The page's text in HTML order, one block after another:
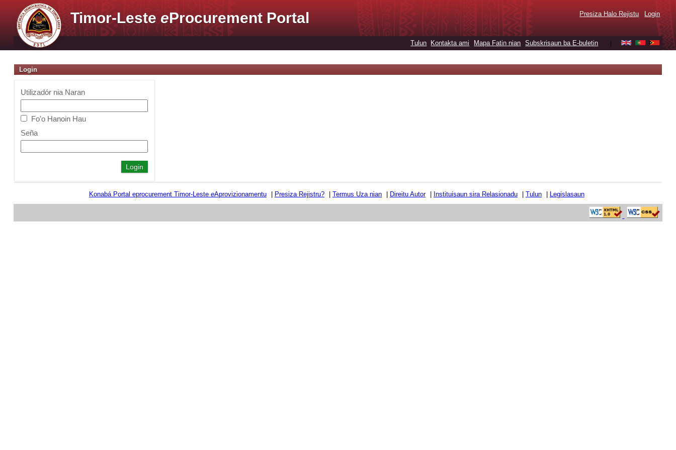
Timor-LesteeProcurement Portal Presiza Halo Rejistu Login
Tulun Kontakta ami Mapa Fatin nian Subskrisaun ba E-buletin
Login
Utilizadór nia Naran
Fo'o Hanoin Hau
Seña
Konabá Portal eprocurement Timor-Leste eAprovizionamentu Presiza Rejistru? Termus Uza nian Direitu Autor Instituisaun sira Relasionadu Tulun Legislasaun